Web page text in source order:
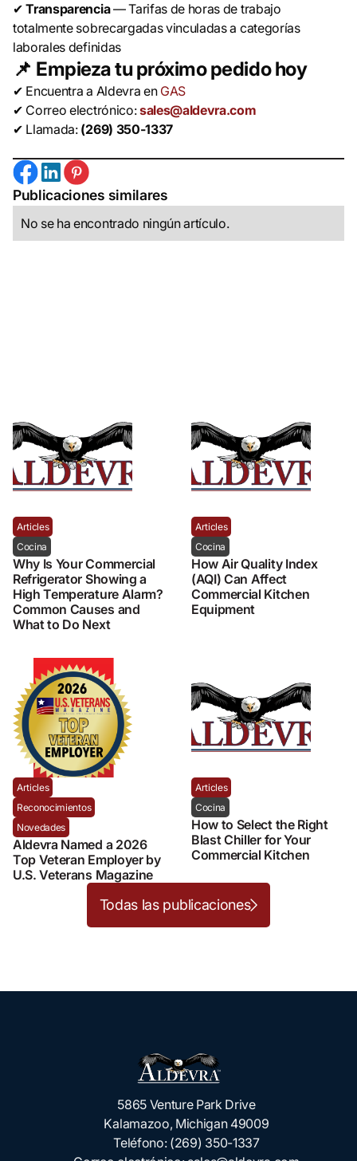
✔Transparencia— Tarifas de horas de trabajo
totalmente sobrecargadas vinculadas a categorías
laborales definidas
📌 Empieza tu próximo pedido hoy
✔ Encuentra a Aldevra en GAS
✔ Correo electrónico:sales@aldevra.com
✔ Llamada: (269) 350-1337
Publicaciones similares
No se ha encontrado ningún artículo.
Articles
Cocina
Why Is Your Commercial
Refrigerator Showing a
High Temperature Alarm?
Common Causes and
What to Do Next
Articles
Cocina
How Air Quality Index
(AQI) Can Affect
Commercial Kitchen
Equipment
Articles
Reconocimientos
Novedades
Aldevra Named a 2026
Top Veteran Employer by
U.S. Veterans Magazine
Articles
Cocina
How to Select the Right
Blast Chiller for Your
Commercial Kitchen
Todas las publicaciones
5865 Venture Park Drive
Kalamazoo, Michigan 49009
Teléfono: (269) 350-1337